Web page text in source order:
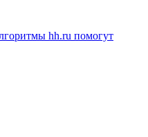
hh.ru помогут